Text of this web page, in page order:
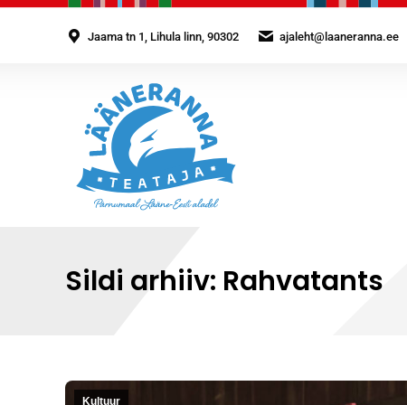
Jaama tn 1, Lihula linn, 90302 ajaleht@laaneranna.ee
Sildi arhiiv: Rahvatants
Kultuur